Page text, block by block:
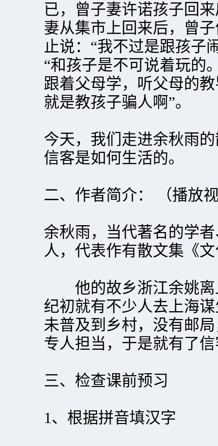
已，曾子妻许诺孩子回
妻从集市上回来后，曾
止说：“我不过是跟孩子
“和孩子是不可说着玩的
跟着父母学，听父母的
就是教孩子骗人啊”。
今天，我们走进余秋雨
信客是如何生活的。
二、作者简介： （播放
余秋雨，当代著名的学
人，代表作有散文集《
他的故乡浙江余姚离
纪初就有不少人去上海
未普及到乡村，没有邮
专人担当，于是就有了
三、检查课前预习
1、根据拼音填汉字